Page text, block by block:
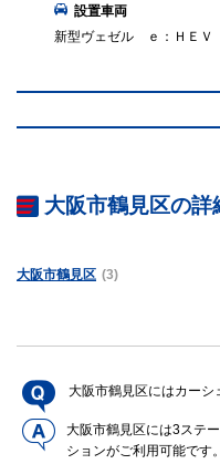
設置車両
新型ヴェゼル ｅ：ＨＥＶ
大阪市鶴見区の詳
大阪市鶴見区 (3)
大阪市鶴見区にはカーシ
大阪市鶴見区には3ステ
ションがご利用可能です。